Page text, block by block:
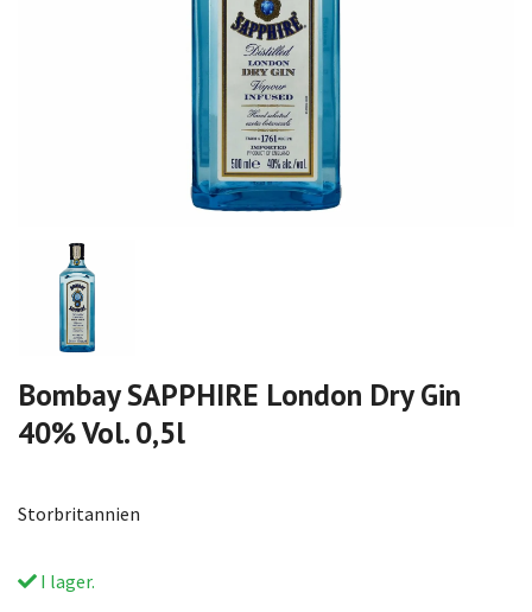
Bombay SAPPHIRE London Dry Gin
40% Vol. 0,5l
Storbritannien
I lager.